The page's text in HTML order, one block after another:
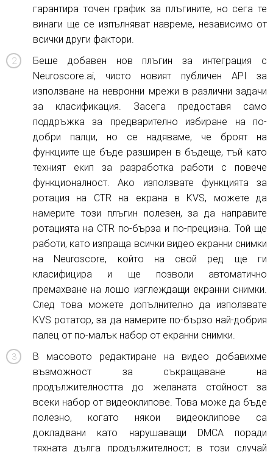
гарантира точен график за плъгините, но сега те
винаги ще се изпълняват навреме, независимо от
всички други фактори.
Беше добавен нов плъгин за интеграция с
Neuroscore.ai, чисто новият публичен API за
използване на невронни мрежи в различни задачи
за класификация. Засега предоставя само
поддръжка за предварително избиране на по-
добри палци, но се надяваме, че броят на
функциите ще бъде разширен в бъдеще, тъй като
техният екип за разработка работи с повече
функционалност. Ако използвате функцията за
ротация на CTR на екрана в KVS, можете да
намерите този плъгин полезен, за да направите
ротацията на CTR по-бърза и по-прецизна. Той ще
работи, като изпраща всички видео екранни снимки
на Neuroscore, който на свой ред ще ги
класифицира и ще позволи автоматично
премахване на лошо изглеждащи екранни снимки.
След това можете допълнително да използвате
KVS ротатор, за да намерите по-бързо най-добрия
палец от по-малък набор от екранни снимки.
В масовото редактиране на видео добавихме
възможност за съкращаване на
продължителността до желаната стойност за
всеки набор от видеоклипове. Това може да бъде
полезно, когато някои видеоклипове са
докладвани като нарушаващи DMCA поради
тяхната дълга продължителност; в този случай